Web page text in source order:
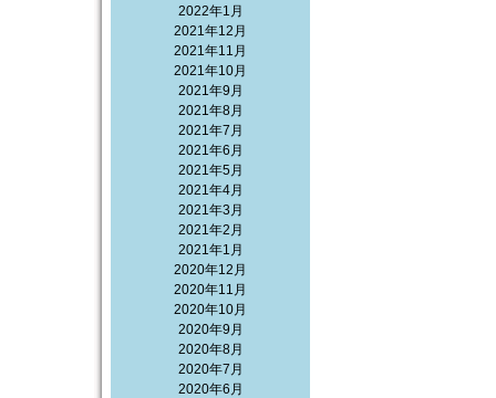
2022年1月
2021年12月
2021年11月
2021年10月
2021年9月
2021年8月
2021年7月
2021年6月
2021年5月
2021年4月
2021年3月
2021年2月
2021年1月
2020年12月
2020年11月
2020年10月
2020年9月
2020年8月
2020年7月
2020年6月